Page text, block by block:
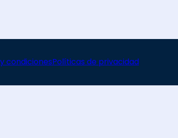
condicionesPolíticas de privacidad